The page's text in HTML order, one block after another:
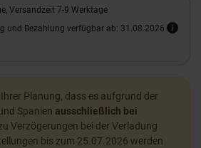
Versandzeit 7-9 Werktage
und Bezahlung verfügbar ab: 31.08.2026
Planung, dass es aufgrund der
Spanien ausschließlich bei
Verzögerungen bei der Verladung
bis zum 25.07.2026 werden